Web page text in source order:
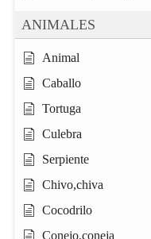
ANIMALES
Animal
Caballo
Tortuga
Culebra
Serpiente
Chivo,chiva
Cocodrilo
Conejo,coneja